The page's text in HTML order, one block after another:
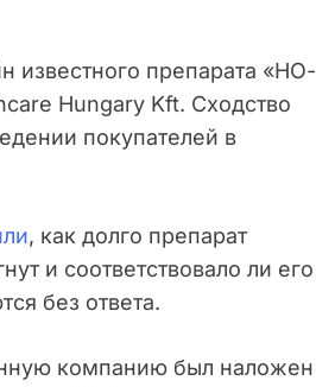
известного препарата «НО-
Hungary Kft. Сходство
покупателей в
, как долго препарат
и соответствовало ли его
без ответа.
компанию был наложен